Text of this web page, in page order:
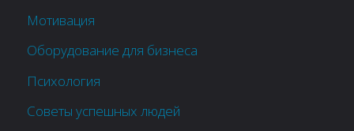
Мотивация
Оборудование для бизнеса
Психология
Советы успешных людей